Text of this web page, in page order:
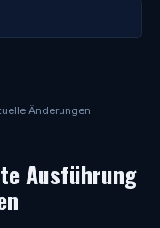
Änderungen
Ausführung